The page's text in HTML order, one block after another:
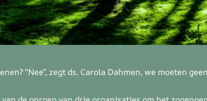
“Nee”, zegt ds. Carola Dahmen, we moeten